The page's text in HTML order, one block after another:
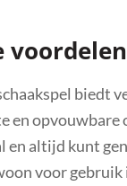
biedt
en opvouwbare
en altijd kunt
voor